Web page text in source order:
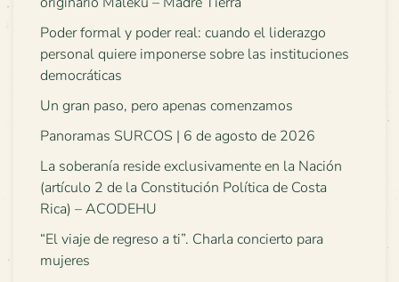
Poder formal y poder real: cuando el liderazgo
personal quiere imponerse sobre las instituciones
democráticas
Un gran paso, pero apenas comenzamos
Panoramas SURCOS | 6 de agosto de 2026
La soberanía reside exclusivamente en la Nación
(artículo 2 de la Constitución Política de Costa
Rica) – ACODEHU
“El viaje de regreso a ti”. Charla concierto para
mujeres